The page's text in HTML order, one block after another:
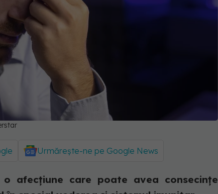
Urmărește-ne pe Google News
afecțiune care poate avea consecințe